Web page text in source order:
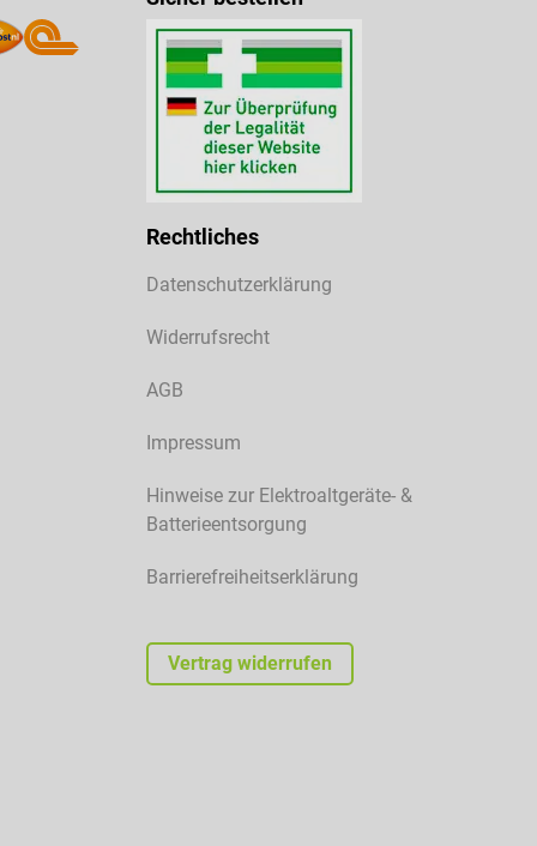
Rechtliches
Datenschutzerklärung
Widerrufsrecht
AGB
Impressum
Hinweise zur Elektroaltgeräte- &
Batterieentsorgung
Barrierefreiheitserklärung
Vertrag widerrufen